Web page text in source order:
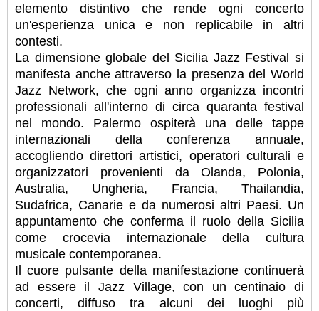
elemento distintivo che rende ogni concerto
un'esperienza unica e non replicabile in altri
contesti.
La dimensione globale del Sicilia Jazz Festival si
manifesta anche attraverso la presenza del World
Jazz Network, che ogni anno organizza incontri
professionali all'interno di circa quaranta festival
nel mondo. Palermo ospiterà una delle tappe
internazionali della conferenza annuale,
accogliendo direttori artistici, operatori culturali e
organizzatori provenienti da Olanda, Polonia,
Australia, Ungheria, Francia, Thailandia,
Sudafrica, Canarie e da numerosi altri Paesi. Un
appuntamento che conferma il ruolo della Sicilia
come crocevia internazionale della cultura
musicale contemporanea.
Il cuore pulsante della manifestazione continuerà
ad essere il Jazz Village, con un centinaio di
concerti, diffuso tra alcuni dei luoghi più